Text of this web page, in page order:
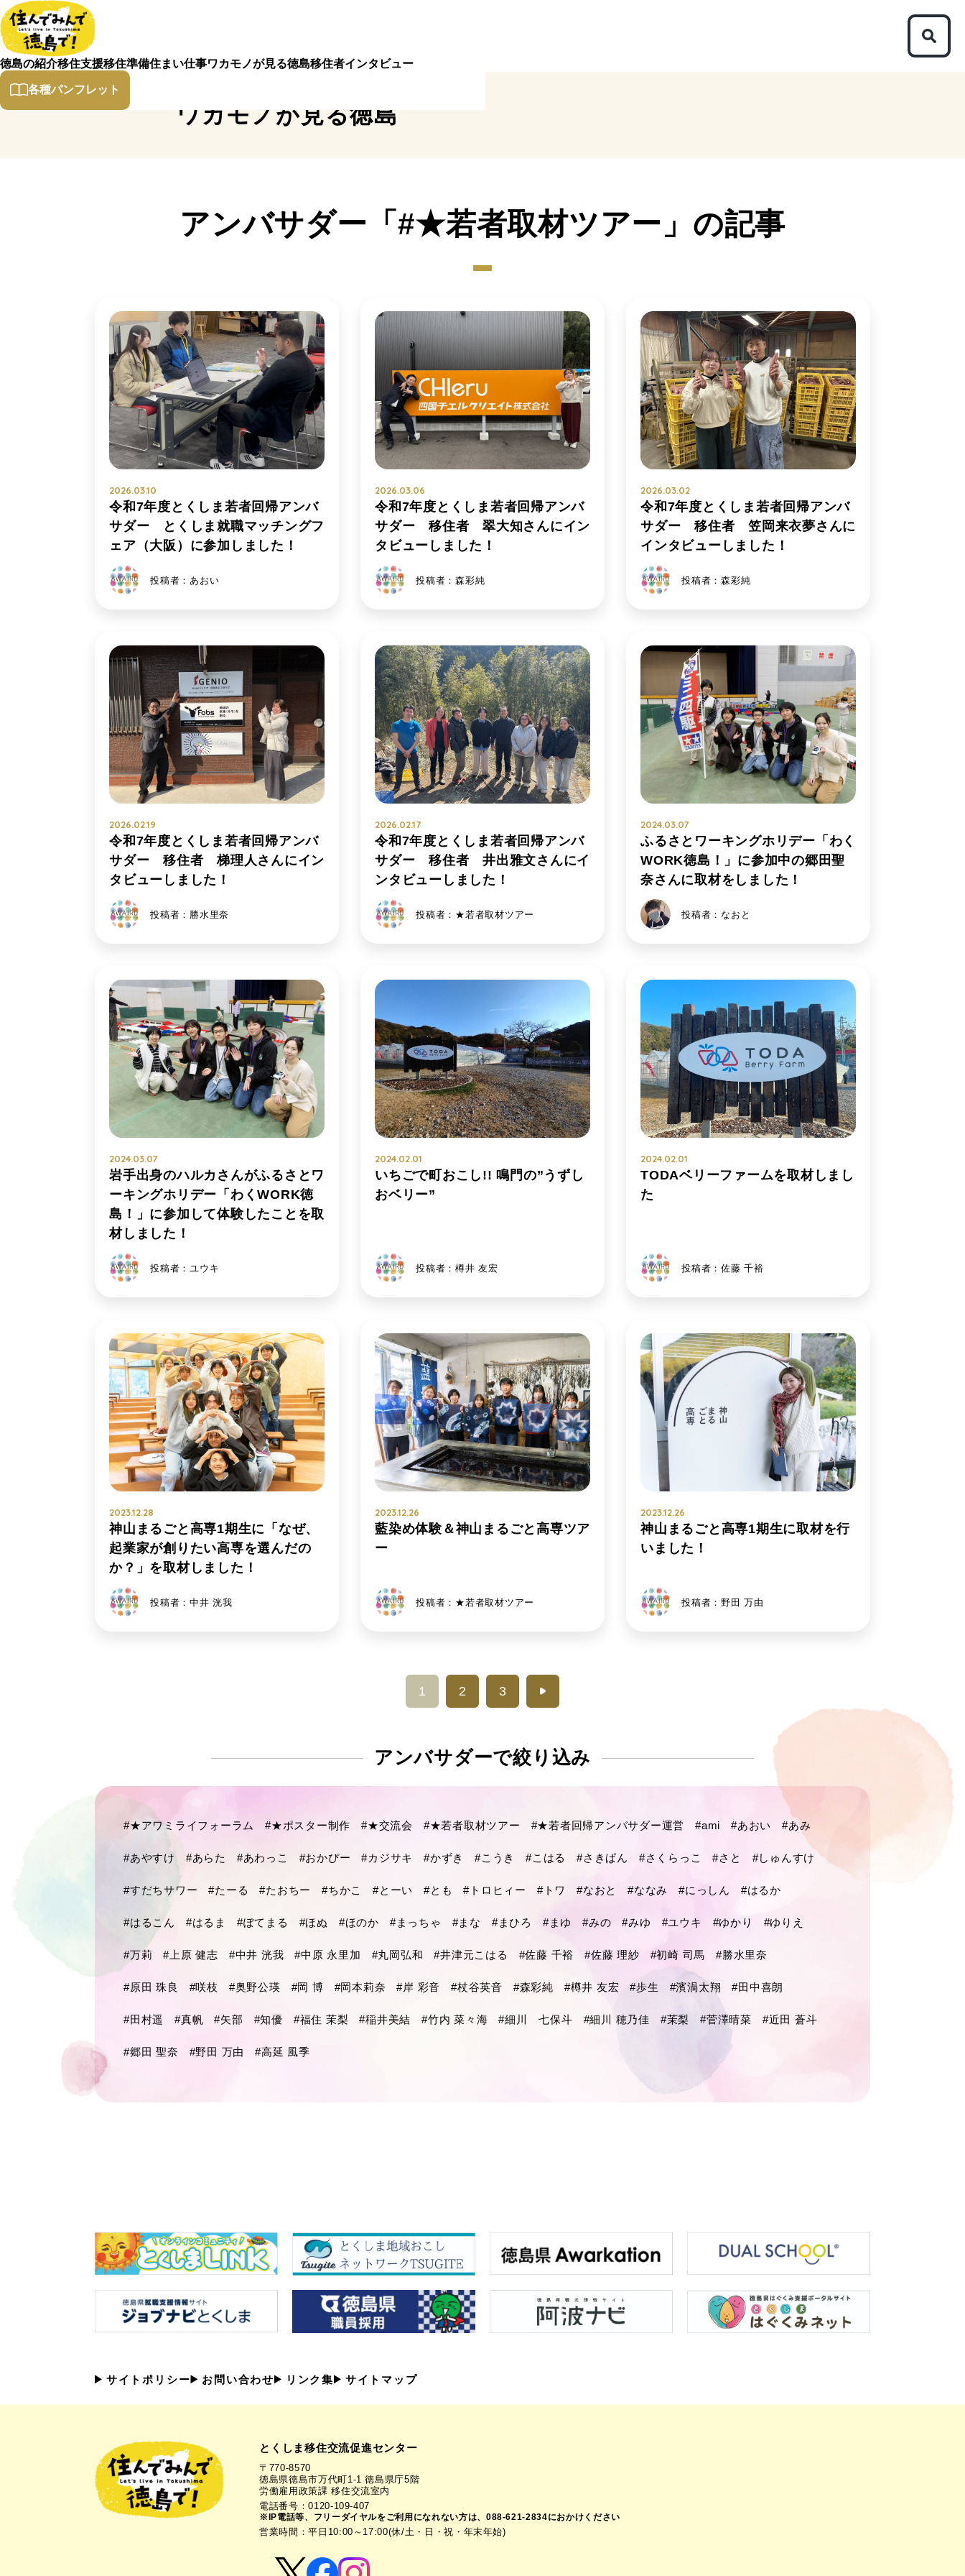
徳島の紹介移住支援移住準備住まい仕事ワカモノが見る徳島移住者インタビュー
各種パンフレット
ワカモノが見る徳島
アンバサダー「#★若者取材ツアー」 の記事
2026.03.10
令和7年度とくしま若者回帰アンバ
サダー とくしま就職マッチングフ
ェア（大阪）に参加しました！
投稿者：あおい
2026.03.06
令和7年度とくしま若者回帰アンバ
サダー 移住者 翠大知さんにイン
タビューしました！
投稿者：森彩純
2026.03.02
令和7年度とくしま若者回帰アンバ
サダー 移住者 笠岡来衣夢さんに
インタビューしました！
投稿者：森彩純
2026.02.19
令和7年度とくしま若者回帰アンバ
サダー 移住者 梯理人さんにイン
タビューしました！
投稿者：勝水里奈
2026.02.17
令和7年度とくしま若者回帰アンバ
サダー 移住者 井出雅文さんにイ
ンタビューしました！
投稿者：★若者取材ツアー
2024.03.07
ふるさとワーキングホリデー「わく
WORK徳島！」に参加中の郷田聖
奈さんに取材をしました！
投稿者：なおと
2024.03.07
岩手出身のハルカさんがふるさとワ
ーキングホリデー「わくWORK徳
島！」に参加して体験したことを取
材しました！
投稿者：ユウキ
2024.02.01
いちごで町おこし!! 鳴門の”うずし
おベリー”
投稿者：樽井 友宏
2024.02.01
TODAベリーファームを取材しまし
た
投稿者：佐藤 千裕
2023.12.28
神山まるごと高専1期生に「なぜ、
起業家が創りたい高専を選んだの
か？」を取材しました！
投稿者：中井 洸我
2023.12.26
藍染め体験＆神山まるごと高専ツア
ー
投稿者：★若者取材ツアー
2023.12.26
神山まるごと高専1期生に取材を行
いました！
投稿者：野田 万由
1 2 3
アンバサダーで絞り込み
#★アワミライフォーラム #★ポスター制作 #★交流会 #★若者取材ツアー #★若者回帰アンバサダー運営 #ami #あおい #あみ
#あやすけ #あらた #あわっこ #おかぴー #カジサキ #かずき #こうき #こはる #さきぱん #さくらっこ #さと #しゅんすけ
#すだちサワー #たーる #たおちー #ちかこ #とーい #とも #トロヒィー #トワ #なおと #ななみ #にっしん #はるか
#はるこん #はるま #ぽてまる #ほぬ #ほのか #まっちゃ #まな #まひろ #まゆ #みの #みゆ #ユウキ #ゆかり #ゆりえ
#万莉 #上原 健志 #中井 洸我 #中原 永里加 #丸岡弘和 #井津元こはる #佐藤 千裕 #佐藤 理紗 #初崎 司馬 #勝水里奈
#原田 珠良 #咲枝 #奥野公瑛 #岡 博 #岡本莉奈 #岸 彩音 #杖谷英音 #森彩純 #樽井 友宏 #歩生 #濱渦太翔 #田中喜朗
#田村遥 #真帆 #矢部 #知優 #福住 茉梨 #稲井美結 #竹内 菜々海 #細川 七保斗 #細川 穂乃佳 #茉梨 #菅澤晴菜 #近田 蒼斗
#郷田 聖奈 #野田 万由 #高延 風季
サイトポリシー お問い合わせ リンク集 サイトマップ
とくしま移住交流促進センター
〒770-8570
徳島県徳島市万代町1-1 徳島県庁5階
労働雇用政策課 移住交流室内
電話番号：0120-109-407
※IP電話等、フリーダイヤルをご利用になれない方は、088-621-2834におかけください
営業時間：平日10:00～17:00(休/土・日・祝・年末年始)